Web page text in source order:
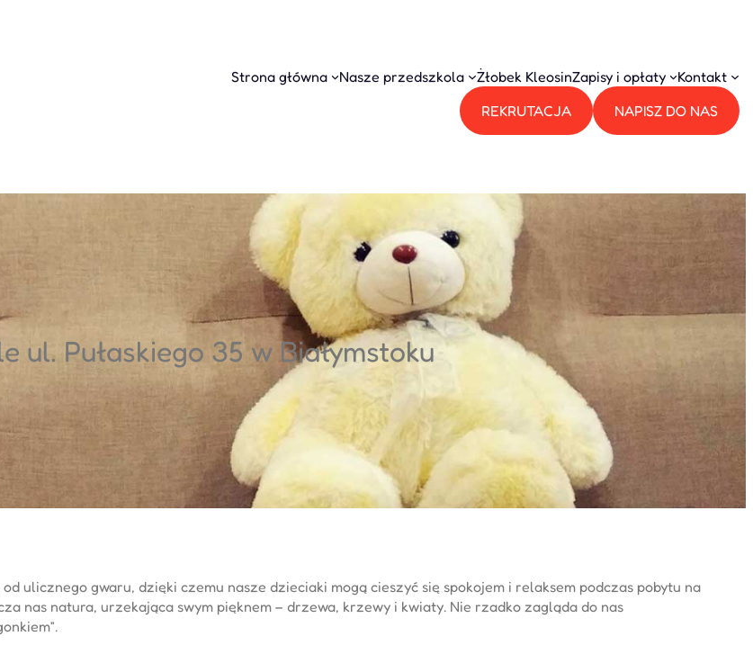
Strona główna
Nasze przedszkola Żłobek KleosinZapisy i opłaty
Kontakt
REKRUTACJA
NAPISZ DO NAS
ul. Pułaskiego 35 w Białymstoku
ulicznego gwaru, dzięki czemu nasze dzieciaki mogą cieszyć się spokojem i relaksem podczas pobytu na
nas natura, urzekająca swym pięknem – drzewa, krzewy i kwiaty. Nie rzadko zagląda do nas